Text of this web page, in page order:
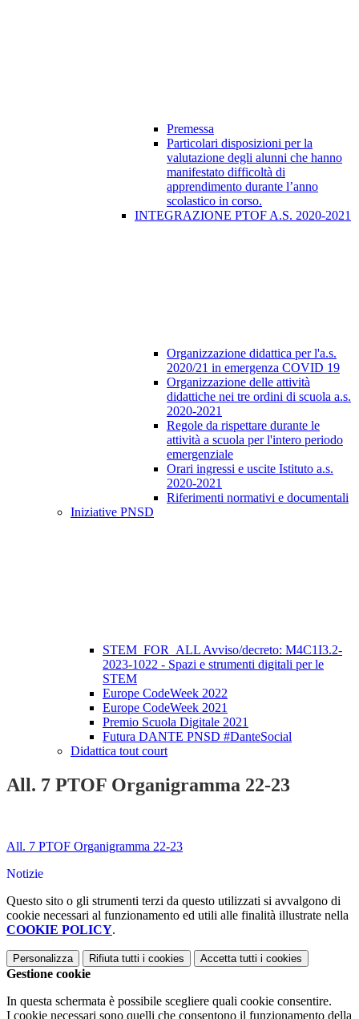
Premessa
Particolari disposizioni per la
valutazione degli alunni che hanno
manifestato difficoltà di
apprendimento durante l’anno
scolastico in corso.
INTEGRAZIONE PTOF A.S. 2020-2021
Organizzazione didattica per l'a.s.
2020/21 in emergenza COVID 19
Organizzazione delle attività
didattiche nei tre ordini di scuola a.s.
2020-2021
Regole da rispettare durante le
attività a scuola per l'intero periodo
emergenziale
Orari ingressi e uscite Istituto a.s.
2020-2021
Riferimenti normativi e documentali
Iniziative PNSD
STEM_FOR_ALL Avviso/decreto: M4C1I3.2-
2023-1022 - Spazi e strumenti digitali per le
STEM
Europe CodeWeek 2022
Europe CodeWeek 2021
Premio Scuola Digitale 2021
Futura DANTE PNSD #DanteSocial
Didattica tout court
All. 7 PTOF Organigramma 22-23
All. 7 PTOF Organigramma 22-23
Notizie
Questo sito o gli strumenti terzi da questo utilizzati si avvalgono di
cookie necessari al funzionamento ed utili alle finalità illustrate nella
COOKIE POLICY.
Personalizza Rifiuta tutti i cookies Accetta tutti i cookies
Gestione cookie
In questa schermata è possibile scegliere quali cookie consentire.
I cookie necessari sono quelli che consentono il funzionamento della